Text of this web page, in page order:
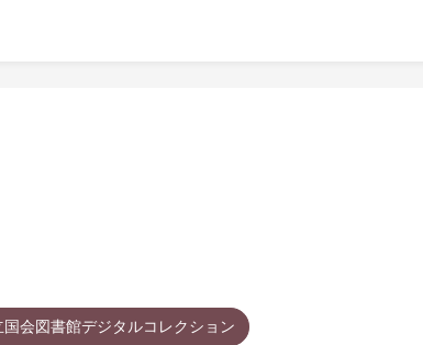
国会図書館デジタルコレクション